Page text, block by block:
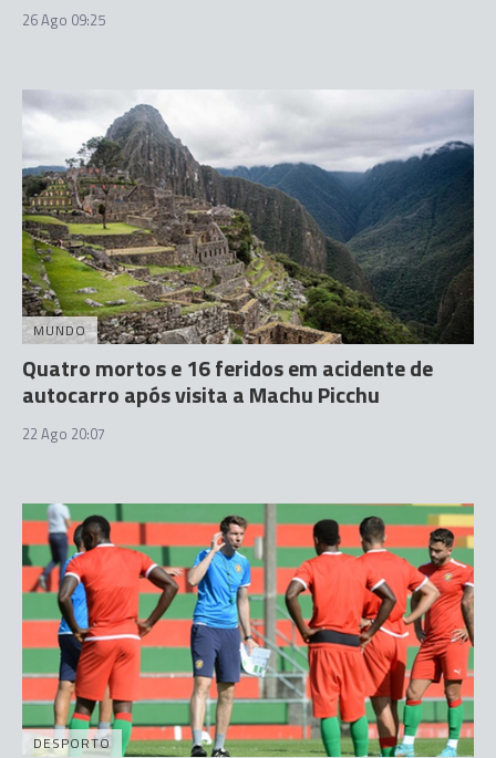
26 Ago 09:25
MUNDO
Quatro mortos e 16 feridos em acidente de
autocarro após visita a Machu Picchu
22 Ago 20:07
DESPORTO